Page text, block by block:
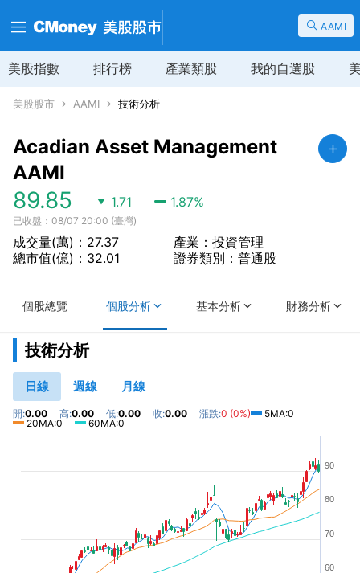
AAMI
美股指數 排行榜 產業類股 我的自選股
美股股市 AAMI 技術分析
Acadian Asset Management
AAMI
89.85 1.71 1.87%
已收盤：08/07 20:00 (臺灣)
成交量(萬)：27.37
總市值(億)：32.01
產業：投資管理
證券類別：普通股
個股總覽 個股分析 基本分析 財務分析
技術分析
日線 週線 月線
開:0.00 高:0.00 低:0.00 收:0.00 漲跌:0 (0%)
5MA:0
20MA:0
60MA:0
60
70
80
90